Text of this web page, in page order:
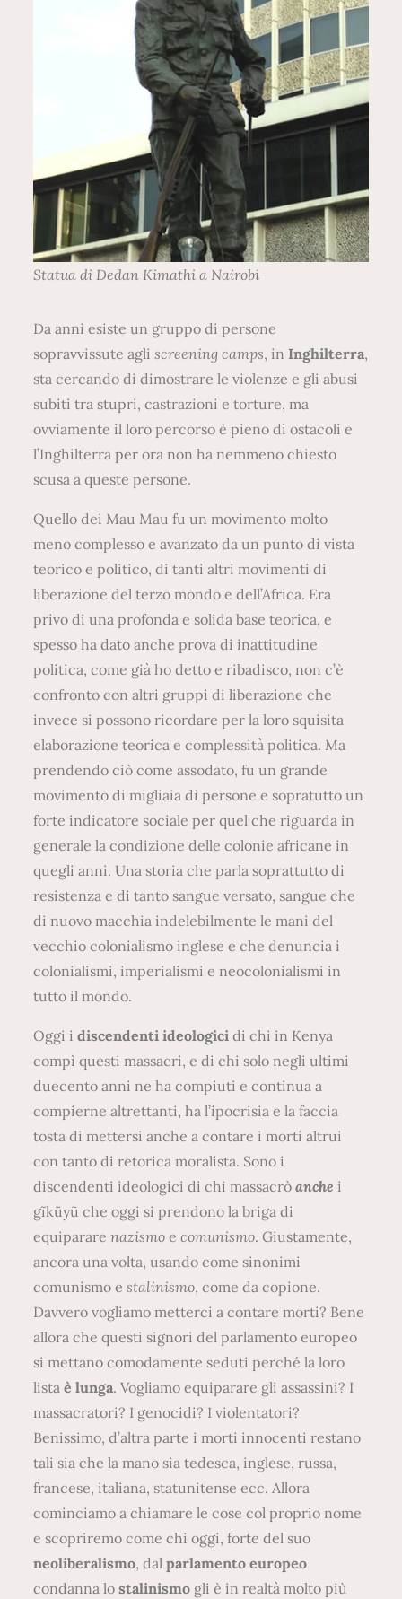
Statua di Dedan Kimathi a Nairobi
Da anni esiste un gruppo di persone
sopravvissute agliscreening camps, inInghilterra,
sta cercando di dimostrare le violenze e gli abusi
subiti tra stupri, castrazioni e torture, ma
ovviamente il loro percorso è pieno di ostacoli e
l’Inghilterra per ora non ha nemmeno chiesto
scusa a queste persone.
Quello dei Mau Mau fu un movimento molto
meno complesso e avanzato da un punto di vista
teorico e politico, di tanti altri movimenti di
liberazione del terzo mondo e dell’Africa. Era
privo di una profonda e solida base teorica, e
spesso ha dato anche prova di inattitudine
politica, come già ho detto e ribadisco, non c’è
confronto con altri gruppi di liberazione che
invece si possono ricordare per la loro squisita
elaborazione teorica e complessità politica. Ma
prendendo ciò come assodato, fu un grande
movimento di migliaia di persone e sopratutto un
forte indicatore sociale per quel che riguarda in
generale la condizione delle colonie africane in
quegli anni. Una storia che parla soprattutto di
resistenza e di tanto sangue versato, sangue che
di nuovo macchia indelebilmente le mani del
vecchio colonialismo inglese e che denuncia i
colonialismi, imperialismi e neocolonialismi in
tutto il mondo.
Oggi idiscendenti ideologici di chi in Kenya
compì questi massacri, e di chi solo negli ultimi
duecento anni ne ha compiuti e continua a
compierne altrettanti, ha l’ipocrisia e la faccia
tosta di mettersi anche a contare i morti altrui
con tanto di retorica moralista. Sono i
discendenti ideologici di chi massacròanche i
gĩkũyũ che oggi si prendono la briga di
equipararenazismo ecomunismo. Giustamente,
ancora una volta, usando come sinonimi
comunismo estalinismo, come da copione.
Davvero vogliamo metterci a contare morti? Bene
allora che questi signori del parlamento europeo
si mettano comodamente seduti perché la loro
lista è lunga. Vogliamo equiparare gli assassini? I
massacratori? I genocidi? I violentatori?
Benissimo, d’altra parte i morti innocenti restano
tali sia che la mano sia tedesca, inglese, russa,
francese, italiana, statunitense ecc. Allora
cominciamo a chiamare le cose col proprio nome
e scopriremo come chi oggi, forte del suo
neoliberalismo, dalparlamento europeo
condanna lostalinismo gli è in realtà molto più